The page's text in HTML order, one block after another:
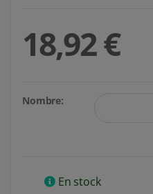
18,92 €
Nombre:
En stock